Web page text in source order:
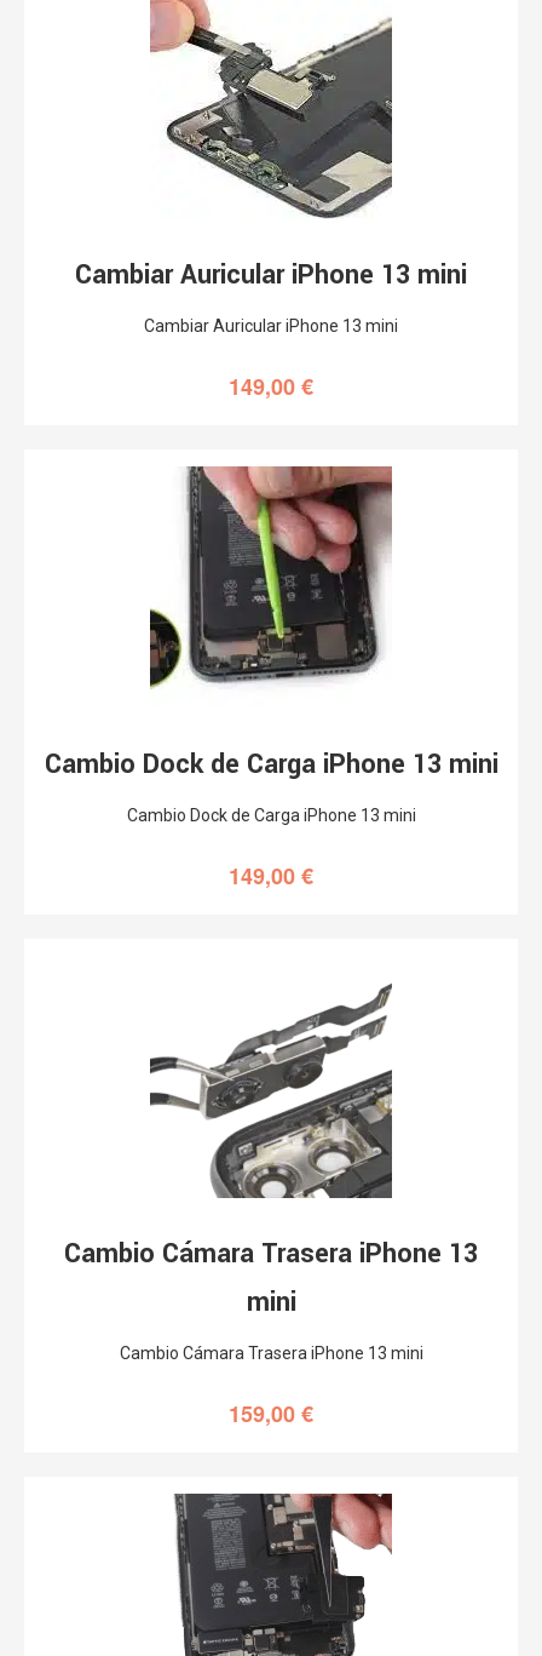
Cambiar Auricular iPhone 13 mini
Cambiar Auricular iPhone 13 mini
149,00€
Cambio Dock de Carga iPhone 13 mini
Cambio Dock de Carga iPhone 13 mini
149,00€
Cambio Cámara Trasera iPhone 13
mini
Cambio Cámara Trasera iPhone 13 mini
159,00€